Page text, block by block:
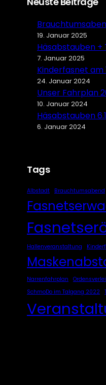
19. Januar 2025
Häsabstauben +
7. Januar 2025
Kinderfasnet am
24. Januar 2024
Unser Fahrplan
10. Januar 2024
Häsabstauben
6. Januar 2024
Tags
Albstadt Brauchtumsabend
Hallenveranstaltung
Narrenfahrplan
SchmoDo im Talgang 2022